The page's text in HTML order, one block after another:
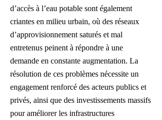
d’accès à l’eau potable sont également
criantes en milieu urbain, où des réseaux
d’approvisionnement saturés et mal
entretenus peinent à répondre à une
demande en constante augmentation. La
résolution de ces problèmes nécessite un
engagement renforcé des acteurs publics et
privés, ainsi que des investissements massifs
pour améliorer les infrastructures